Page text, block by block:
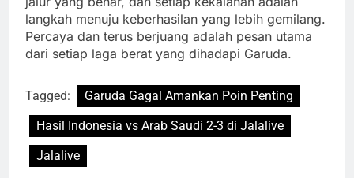
langkah menuju keberhasilan yang lebih gemilang.
Percaya dan terus berjuang adalah pesan utama
dari setiap laga berat yang dihadapi Garuda.
Tagged:
Garuda Gagal Amankan Poin Penting
Hasil Indonesia vs Arab Saudi 2-3 di Jalalive
Jalalive